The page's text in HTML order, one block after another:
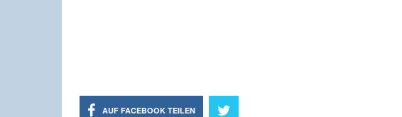
AUF FACEBOOK TEILEN